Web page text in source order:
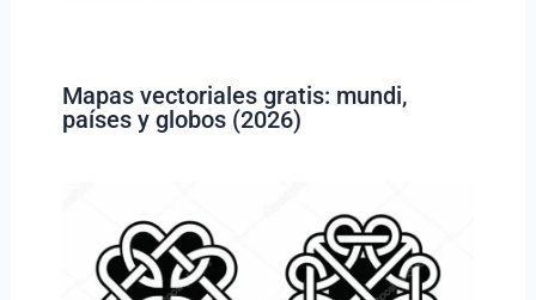
Mapas vectoriales gratis: mundi,
países y globos (2026)